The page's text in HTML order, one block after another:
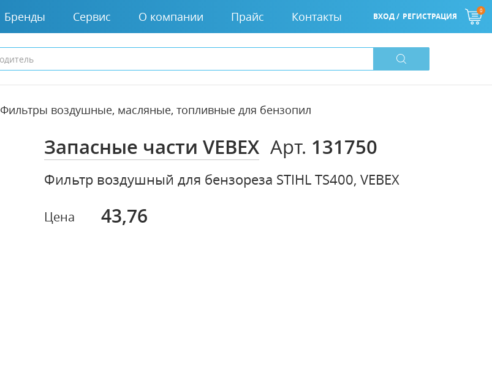
Бренды Сервис О компании Прайс Контакты ВХОД / РЕГИСТРАЦИЯ
0
Фильтры воздушные, масляные, топливные для бензопил
Запасные части VEBEX Арт. 131750
Фильтр воздушный для бензореза STIHL TS400, VEBEX
Цена 43,76